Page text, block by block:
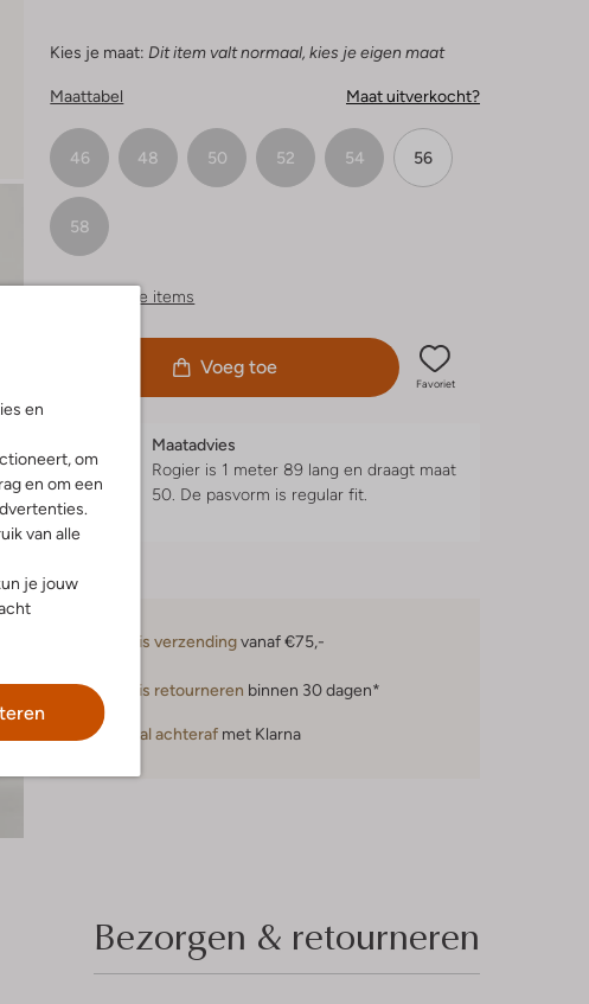
en
om
en om een
van alle
je jouw
Kies je maat: Dit item valt normaal, kies je eigen maat
Maattabel Maat uitverkocht?
46 48 50 52 54 56
58
Vergelijkbare items
Voeg toe
Favoriet
Maatadvies
Rogier is 1 meter 89 lang en draagt maat
50. De pasvorm is regular fit.
Gratis verzendingvanaf €75,-
Gratis retourneren binnen 30 dagen*
Betaal achteraf met Klarna
Bezorgen & retourneren